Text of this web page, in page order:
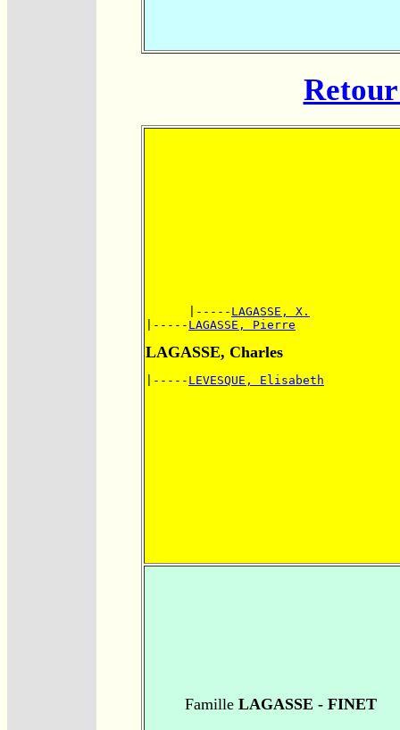
      |-----
LAGASSE, X.
|----- LAGASSE, Pierre
LAGASSE, Charles
|----- LEVESQUE, Elisabeth
Famille LAGASSE - FINET